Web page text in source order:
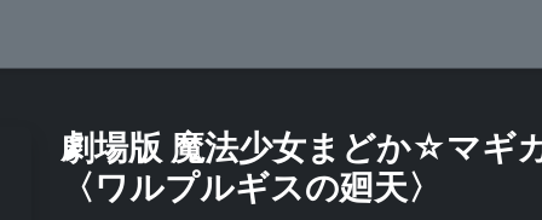
劇場版 魔法少女まどか☆マギ
〈ワルプルギスの廻天〉